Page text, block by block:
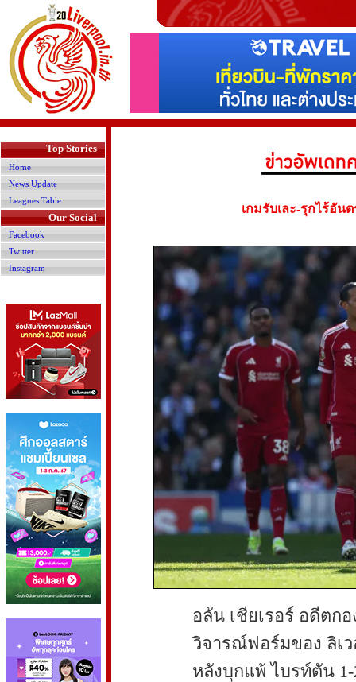
Top Stories
Home
News Update
Leagues Table
Our Social
Facebook
Twitter
Instagram
เกมรับเละ-รุกไร้อัน
อลัน เชียเรอร์ อดีตก
วิจารณ์ฟอร์มของ ลิเ
หลังบุกแพ้ ไบรท์ตัน